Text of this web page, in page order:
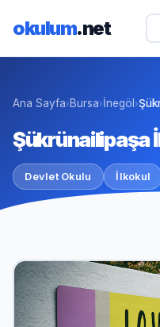
okulum.net
Ana Sayfa› Bursa›İnegöl ›
Şükrünailipaşa
Devlet Okulu İlkokul